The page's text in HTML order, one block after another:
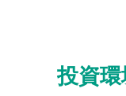
投資環